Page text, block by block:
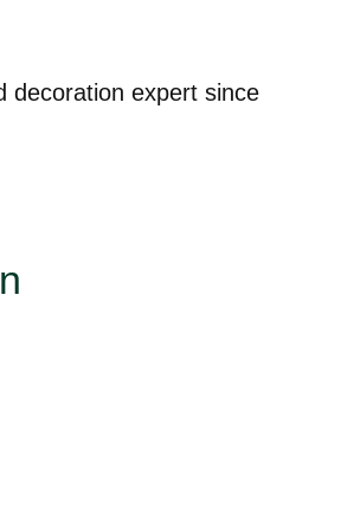
decoration expert since